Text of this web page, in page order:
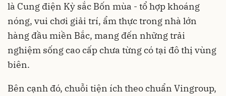
là Cung điện Kỳ sắc Bốn mùa - tổ hợp khoáng
nóng, vui chơi giải trí, ẩm thực trong nhà lớn
hàng đầu miền Bắc, mang đến những trải
nghiệm sống cao cấp chưa từng có tại đô thị vùng
biên.
Bên cạnh đó, chuỗi tiện ích theo chuẩn Vingroup,